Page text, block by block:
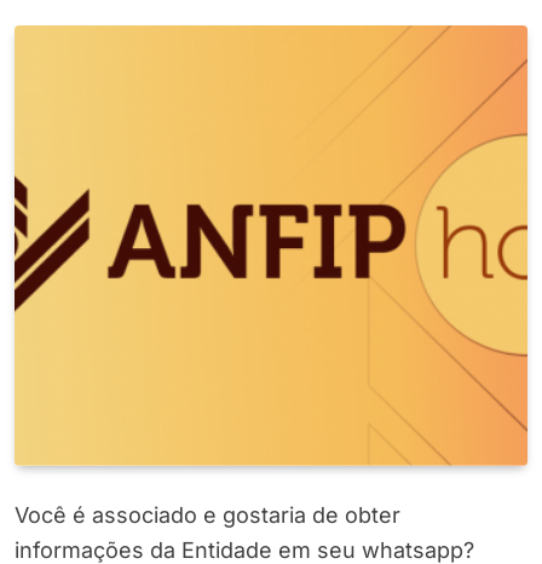
Você é associado e gostaria de obter
informações da Entidade em seu whatsapp?